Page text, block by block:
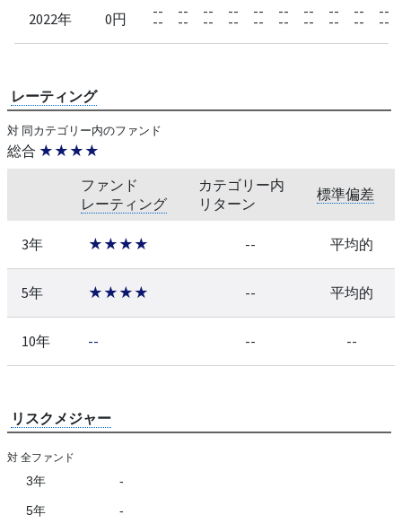
2022年 0円 --
--
--
--
--
--
--
--
--
--
--
--
--
--
--
--
--
--
--
--
レーティング
対 同カテゴリー内のファンド
総合 ★★★★
ファンド
レーティング
カテゴリー内
リターン
標準偏差
3年 ★★★★ -- 平均的
5年 ★★★★ -- 平均的
10年 -- -- --
リスクメジャー
対 全ファンド
3年 -
5年 -